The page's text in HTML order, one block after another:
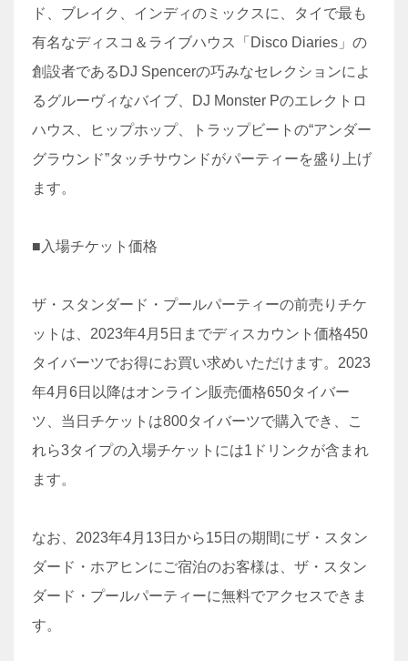
ド、ブレイク、インディのミックスに、タイで最も
有名なディスコ＆ライブハウス「Disco Diaries」の
創設者であるDJ Spencerの巧みなセレクションによ
るグルーヴィなバイブ、DJ Monster Pのエレクトロ
ハウス、ヒップホップ、トラップビートの“アンダー
グラウンド”タッチサウンドがパーティーを盛り上げ
ます。
■入場チケット価格
ザ・スタンダード・プールパーティーの前売りチケ
ットは、2023年4月5日までディスカウント価格450
タイバーツでお得にお買い求めいただけます。2023
年4月6日以降はオンライン販売価格650タイバー
ツ、当日チケットは800タイバーツで購入でき、こ
れら3タイプの入場チケットには1ドリンクが含まれ
ます。
なお、2023年4月13日から15日の期間にザ・スタン
ダード・ホアヒンにご宿泊のお客様は、ザ・スタン
ダード・プールパーティーに無料でアクセスできま
す。